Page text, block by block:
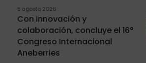
5 agosto, 2026
Con innovación y
colaboración, concluye el 16°
Congreso Internacional
Aneberries